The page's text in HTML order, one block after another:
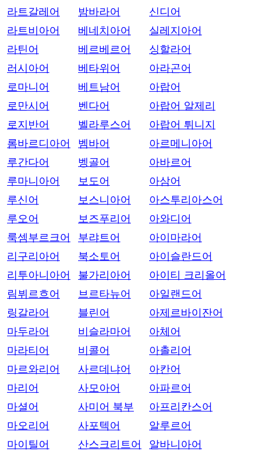
라트갈레어
라트비아어
라틴어
러시아어
로마니어
로만시어
로지반어
롬바르디아어
루간다어
루마니아어
루신어
루오어
룩셈부르크어
리구리아어
리투아니아어
림뷔르흐어
링갈라어
마두라어
마라티어
마르와리어
마리어
마셜어
마오리어
마이틸어
밤바라어
베네치아어
베르베르어
베타위어
베트남어
벤다어
벨라루스어
벰바어
벵골어
보도어
보스니아어
보즈푸리어
부랴트어
북소토어
불가리아어
브르타뉴어
블린어
비슬라마어
비콜어
사르데냐어
사모아어
사미어 북부
사포텍어
산스크리트어
신디어
실레지아어
싱할라어
아라곤어
아랍어
아랍어 알제리
아랍어 튀니지
아르메니아어
아바르어
아삼어
아스투리아스어
아와디어
아이마라어
아이슬란드어
아이티 크리올어
아일랜드어
아제르바이잔어
아체어
아촐리어
아칸어
아파르어
아프리칸스어
알루르어
알바니아어